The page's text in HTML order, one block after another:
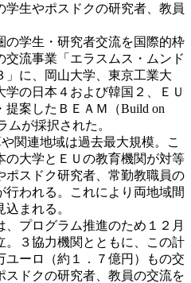
生やポスドクの研究者、教員
学生・研究者交流を国際的枠
流事業「エラスムス・ムンド
」に、岡山大学、東京工業大
の日本４および韓国２、ＥＵ
提案したＢＥＡＭ（Build on
ムが採択された。
関連地域は過去最大規模。こ
の大学とＥＵの教育機関が対等
ポスドク研究者、常勤教職員の
行われる。これにより両地域間
まれる。
プログラム推進のため１２月
。３協力機関とともに、この計
ーロ（約１．７億円）もの交
ドクの研究者、教員の交流を